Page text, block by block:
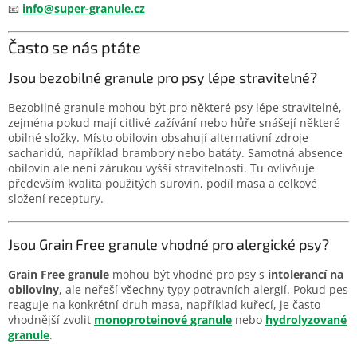
📧 info@super-granule.cz
Často se nás ptáte
Jsou bezobilné granule pro psy lépe stravitelné?
Bezobilné granule mohou být pro některé psy lépe stravitelné,
zejména pokud mají citlivé zažívání nebo hůře snášejí některé
obilné složky. Místo obilovin obsahují alternativní zdroje
sacharidů, například brambory nebo batáty. Samotná absence
obilovin ale není zárukou vyšší stravitelnosti. Tu ovlivňuje
především kvalita použitých surovin, podíl masa a celkové
složení receptury.
Jsou Grain Free granule vhodné pro alergické psy?
Grain Free granule mohou být vhodné pro psy s intolerancí na
obiloviny, ale neřeší všechny typy potravních alergií. Pokud pes
reaguje na konkrétní druh masa, například kuřecí, je často
vhodnější zvolit monoproteinové granule nebo hydrolyzované
granule.